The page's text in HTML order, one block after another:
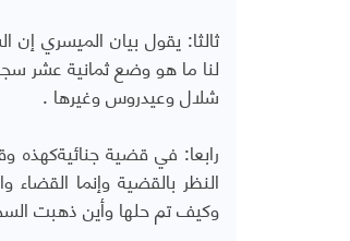
ثالثا: يقول بيان الميسري
لنا ما هو وضع ثمانية عشر
شلال وعيدروس وغيرها .
رابعا: في قضية
النظر بالقضية وإنما
وكيف تم حلها وأين ذهبت